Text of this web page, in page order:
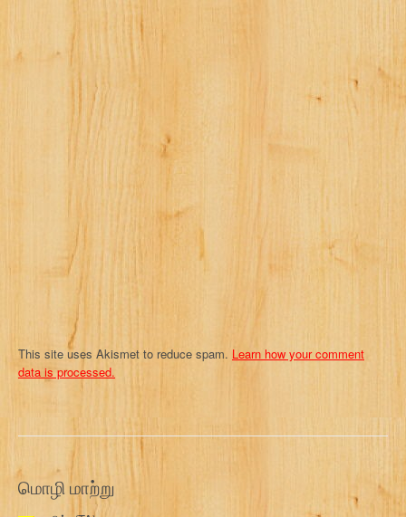
This site uses Akismet to reduce spam. Learn how your comment
data is processed.
மொழி மாற்று